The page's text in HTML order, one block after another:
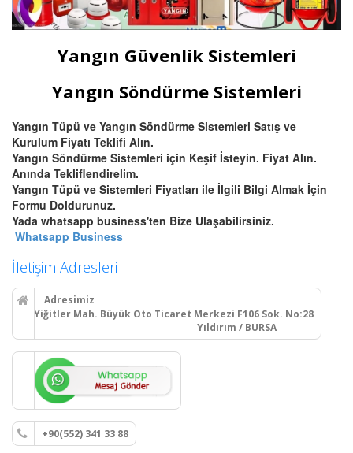
Yangın Güvenlik Sistemleri
Yangın Söndürme Sistemleri
Yangın Tüpü ve Yangın Söndürme Sistemleri Satış ve
Kurulum Fiyatı Teklifi Alın.
Yangın Söndürme Sistemleri için Keşif İsteyin. Fiyat Alın.
Anında Tekliflendirelim.
Yangın Tüpü ve Sistemleri Fiyatları ile İlgili Bilgi Almak İçin
Formu Doldurunuz.
Yada whatsapp business'ten Bize Ulaşabilirsiniz.
Whatsapp Business
İletişim Adresleri
Adresimiz
Yiğitler Mah. Büyük Oto Ticaret Merkezi F106 Sok. No:28
Yıldırım / BURSA
+90(552) 341 33 88